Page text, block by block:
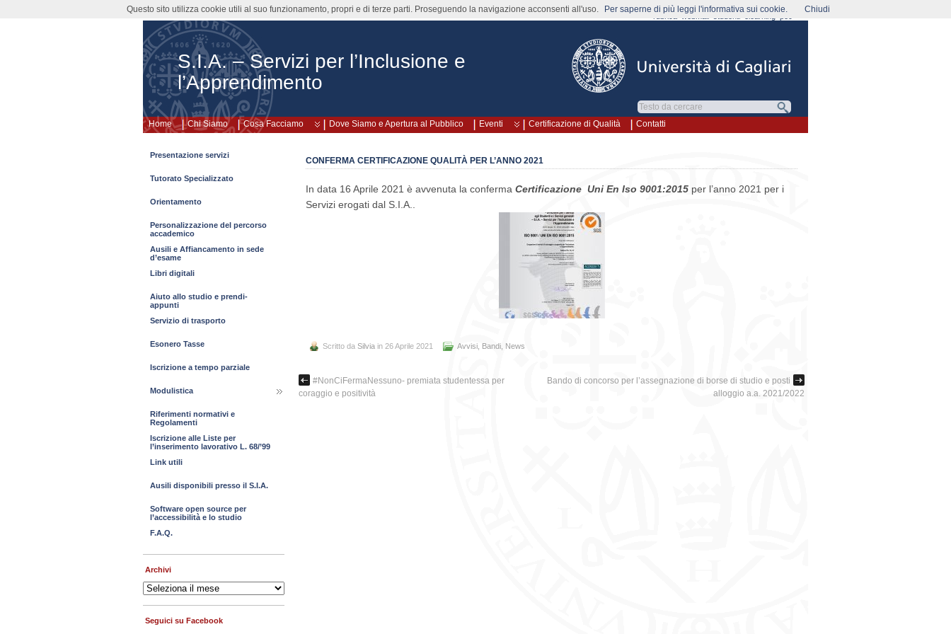
S.I.A. – Servizi per l’Inclusione e
l’Apprendimento
Home
rubrica webmail
Chi Siamo Cosa Facciamo Dove Siamo e Apertura al Pubblico Eventi Certificazione di Qualità Contatti
CONFERMA CERTIFICAZIONE QUALITÀ PER L’ANNO 2021
In data 16 Aprile 2021 è avvenuta la conferma Certificazione Uni En Iso 9001:2015 per l’anno 2021 per i
Servizi erogati dal S.I.A..
Scritto da Silvia in 26 Aprile 2021 Avvisi Bandi News
#NonCiFermaNessuno- premiata studentessa per
coraggio e positività
Bando di concorso per l’assegnazione di borse di studio e posti
alloggio a.a. 2021/2022
Presentazione servizi
Tutorato Specializzato
Orientamento
Personalizzazione del percorso
accademico
Ausili e Affiancamento in sede
d’esame
Libri digitali
Aiuto allo studio e prendi-
appunti
Servizio di trasporto
Esonero Tasse
Iscrizione a tempo parziale
Modulistica
Riferimenti normativi e
Regolamenti
Iscrizione alle Liste per
l’inserimento lavorativo L. 68/’99
Link utili
Ausili disponibili presso il S.I.A.
Software open source per
l’accessibilità e lo studio
F.A.Q.
Archivi
Archivi
Seguici su Facebook
Questo sito utilizza cookie utili al suo funzionamento, propri e di terze parti. Proseguendo la navigazione acconsenti all'uso. Per saperne di più leggi l'informativa sui cookie. Chiudi